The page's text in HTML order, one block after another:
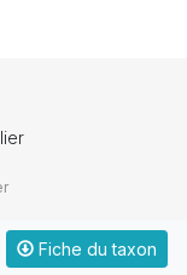
Fiche du taxon